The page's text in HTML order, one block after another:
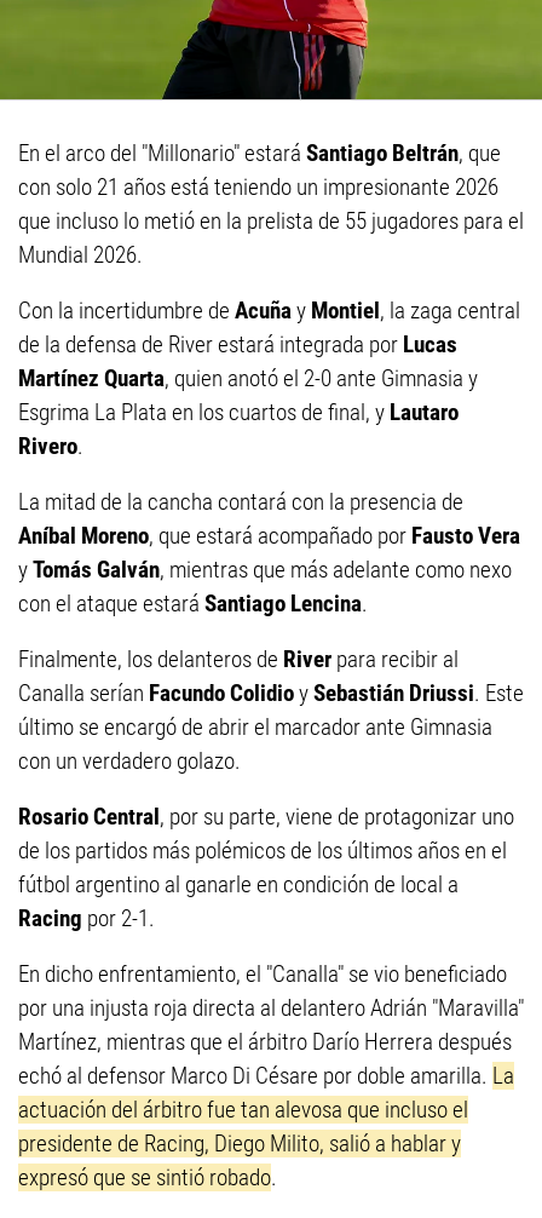
En el arco del "Millonario" estará Santiago Beltrán, que
con solo 21 años está teniendo un impresionante 2026
que incluso lo metió en la prelista de 55 jugadores para el
Mundial 2026.
Con la incertidumbre de Acuñay Montiel, la zaga central
de la defensa de River estará integrada por Lucas
Martínez Quarta, quien anotó el 2-0 ante Gimnasia y
Esgrima La Plata en los cuartos de final, y Lautaro
Rivero.
La mitad de la cancha contará con la presencia de
Aníbal Moreno, que estará acompañado por Fausto Vera
yTomás Galván, mientras que más adelante como nexo
con el ataque estará Santiago Lencina.
Finalmente, los delanteros de River para recibir al
Canalla serían Facundo ColidioySebastián Driussi. Este
último se encargó de abrir el marcador ante Gimnasia
con un verdadero golazo.
Rosario Central, por su parte, viene de protagonizar uno
de los partidos más polémicos de los últimos años en el
fútbol argentino al ganarle en condición de local a
Racing por 2-1.
En dicho enfrentamiento, el "Canalla" se vio beneficiado
por una injusta roja directa al delantero Adrián "Maravilla"
Martínez, mientras que el árbitro Darío Herrera después
echó al defensor Marco Di Césare por doble amarilla. La
actuación del árbitro fue tan alevosa que incluso el
presidente de Racing, Diego Milito, salió a hablar y
expresó que se sintió robado.